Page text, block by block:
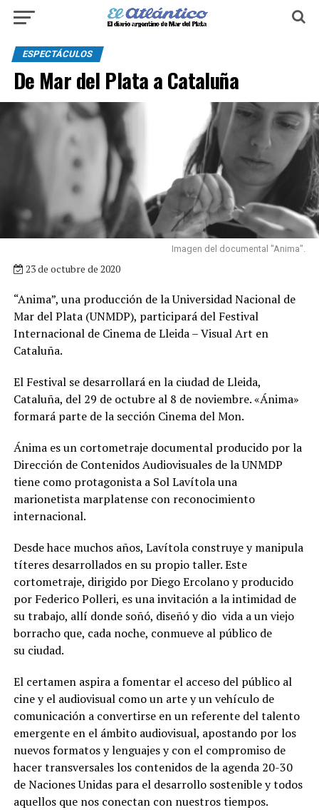
ESPECTÁCULOS
De Mar del Plata a Cataluña
Imagen del documental "Anima".
23 de octubre de 2020
“Anima”, una producción de la Universidad Nacional de
Mar del Plata (UNMDP), participará del Festival
Internacional de Cinema de Lleida – Visual Art en
Cataluña.
El Festival se desarrollará en la ciudad de Lleida,
Cataluña, del 29 de octubre al 8 de noviembre. «Ánima»
formará parte de la sección Cinema del Mon.
Ánima es un cortometraje documental producido por la
Dirección de Contenidos Audiovisuales de la UNMDP
tiene como protagonista a Sol Lavítola una
marionetista marplatense con reconocimiento
internacional.
Desde hace muchos años, Lavítola construye y manipula
títeres desarrollados en su propio taller. Este
cortometraje, dirigido por Diego Ercolano y producido
por Federico Polleri, es una invitación a la intimidad de
su trabajo, allí donde soñó, diseñó y dio vida a un viejo
borracho que, cada noche, conmueve al público de
su ciudad.
El certamen aspira a fomentar el acceso del público al
cine y el audiovisual como un arte y un vehículo de
comunicación a convertirse en un referente del talento
emergente en el ámbito audiovisual, apostando por los
nuevos formatos y lenguajes y con el compromiso de
hacer transversales los contenidos de la agenda 20-30
de Naciones Unidas para el desarrollo sostenible y todos
aquellos que nos conectan con nuestros tiempos.